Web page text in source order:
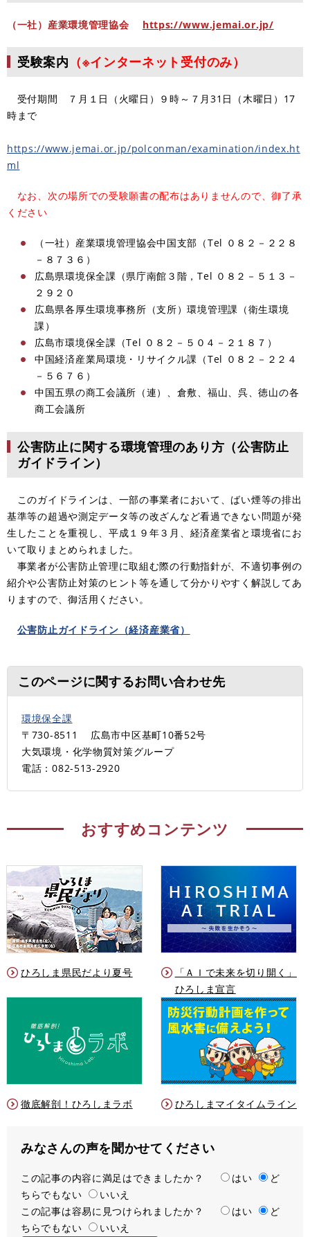
（一社）産業環境管理協会 https://www.jemai.or.jp/
受験案内 （※インターネット受付のみ）
受付期間 ７月１日（火曜日）９時～７月31日（木曜日）17
時まで
https://www.jemai.or.jp/polconman/examination/index.ht
ml
なお、次の場所での受験願書の配布はありませんので、御了承
ください
（一社）産業環境管理協会中国支部（Tel ０８２－２２８
－８７３６）
広島県環境保全課（県庁南館３階，Tel ０８２－５１３－
２９２０
広島県各厚生環境事務所（支所）環境管理課（衛生環境
課）
広島市環境保全課（Tel ０８２－５０４－２１８７）
中国経済産業局環境・リサイクル課（Tel ０８２－２２４
－５６７６）
中国五県の商工会議所（連）、倉敷、福山、呉、徳山の各
商工会議所
公害防止に関する環境管理のあり方（公害防止
ガイドライン）
このガイドラインは、一部の事業者において、ばい煙等の排出
基準等の超過や測定データ等の改ざんなど看過できない問題が発
生したことを重視し、平成１９年３月、経済産業省と環境省にお
いて取りまとめられました。
事業者が公害防止管理に取組む際の行動指針が、不適切事例の
紹介や公害防止対策のヒント等を通して分かりやすく解説してあ
りますので、御活用ください。
公害防止ガイドライン（経済産業省）
このページに関するお問い合わせ先
環境保全課
〒730-8511
広島市中区基町10番52号
大気環境・化学物質対策グループ
電話：082-513-2920
おすすめコンテンツ
ひろしま県民だより夏号
「ＡＩで未来を切り開く」
ひろしま宣言
徹底解剖！ひろしまラボ ひろしまマイタイムライン
みなさんの声を聞かせてください
満
足
度
この記事の内容に満足はできましたか？ はい
ど
ちらでもない
いいえ
容
易
この記事は容易に見つけられましたか？ はい
ど
ちらでもない
いいえ